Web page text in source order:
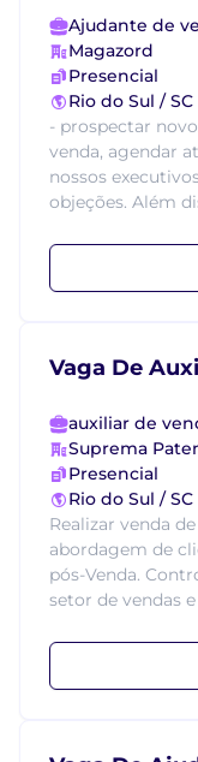
Ajudante de
Magazord
Presencial
Rio do Sul / SC
- prospectar
venda, agendar
nossos
objeções. Além
Vaga De
auxiliar de
Suprema
Presencial
Rio do Sul / SC
Realizar venda
abordagem de
pós-Venda.
setor de vendas